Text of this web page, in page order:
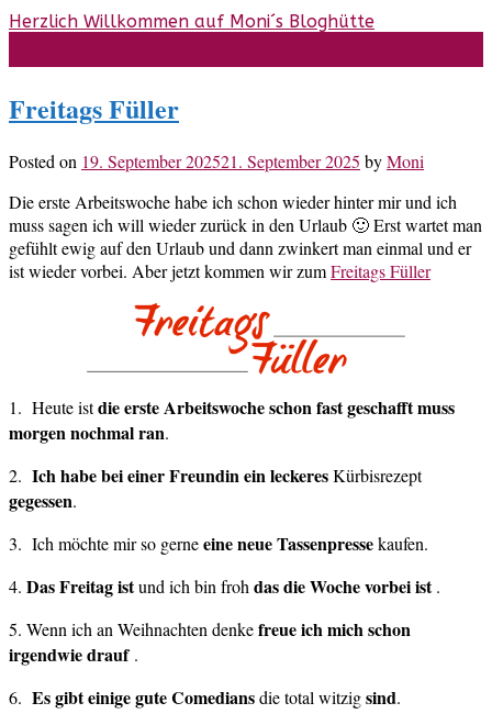
Skip
content
Herzlich Willkommen auf Moni´s Bloghütte
Freitags Füller
Posted on 19. September 202521. September 2025 byMoni
Die erste Arbeitswoche habe ich schon wieder hinter mir und ich
muss sagen ich will wieder zurück in den Urlaub 🙂 Erst wartet man
gefühlt ewig auf den Urlaub und dann zwinkert man einmal und er
ist wieder vorbei. Aber jetzt kommen wir zumFreitags Füller
1. Heute istdie erste Arbeitswoche schon fast geschafft muss
morgen nochmal ran.
2. Ich habe bei einer Freundin ein leckeresKürbisrezept
gegessen.
3. Ich möchte mir so gerneeine neue Tassenpressekaufen.
4. Das Freitag istund ich bin froh das die Woche vorbei ist.
5. Wenn ich an Weihnachten denkefreue ich mich schon
irgendwie drauf.
6. Es gibt einige guteComediansdie total witzigsind.